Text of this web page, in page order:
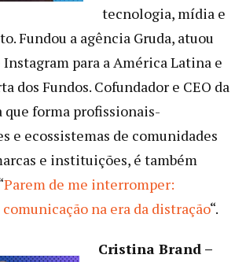
tecnologia, mídia e
Fundou a agência Gruda, atuou
Instagram para a América Latina e
dos Fundos. Cofundador e CEO da
forma profissionais-
e ecossistemas de comunidades
e instituições, é também
Parem de me interromper:
na era da distração“.
Cristina Brand –